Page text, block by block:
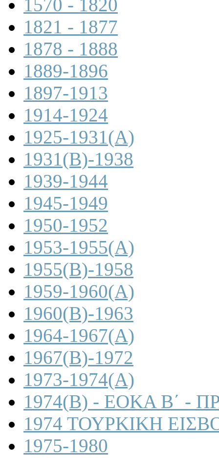
1570 - 1820
1821 - 1877
1878 - 1888
1889-1896
1897-1913
1914-1924
1925-1931(A)
1931(B)-1938
1939-1944
1945-1949
1950-1952
1953-1955(A)
1955(B)-1958
1959-1960(A)
1960(B)-1963
1964-1967(A)
1967(B)-1972
1973-1974(A)
1974(B) - ΕΟΚΑ Β΄ -
1974 ΤΟΥΡΚΙΚΗ
1975-1980